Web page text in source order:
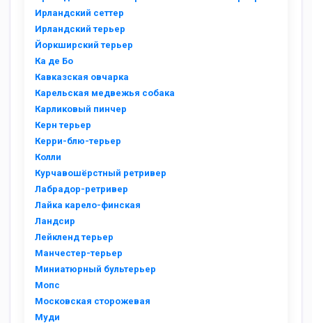
Ирландский сеттер
Ирландский терьер
Йоркширский терьер
Ка де Бо
Кавказская овчарка
Карельская медвежья собака
Карликовый пинчер
Керн терьер
Керри-блю-терьер
Колли
Курчавошёрстный ретривер
Лабрадор-ретривер
Лайка карело-финская
Ландсир
Лейкленд терьер
Манчестер-терьер
Миниатюрный бультерьер
Мопс
Московская сторожевая
Муди